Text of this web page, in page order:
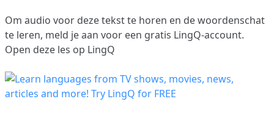
Om audio voor deze tekst te horen en de woordenschat
te leren, meld je aan voor een gratis LingQ-account.
Open deze les op LingQ